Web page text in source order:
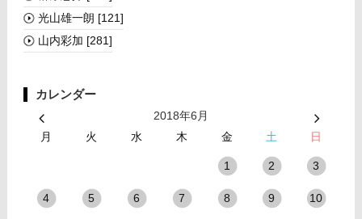
光山雄一朗 [121]
山内彩加 [281]
カレンダー
2018年6月
月
火 水 木 金 土 日
1 2 3
4 5 6 7 8 9 10